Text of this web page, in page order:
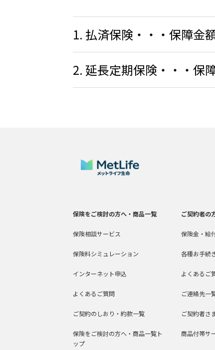
1. 払済保険・・・保障金
2. 延長定期保険・・・保
保険をご検討の方へ・商品一覧
保険相談サービス
保険料シミュレーション
インターネット申込
よくあるご質問
ご契約のしおり・約款一覧
保険をご検討の方へ・商品一覧ト
ップ
ご契約者の
保険金・給
各種お手続
よくあるご
ご連絡先一
ご契約者さ
商品付帯サ